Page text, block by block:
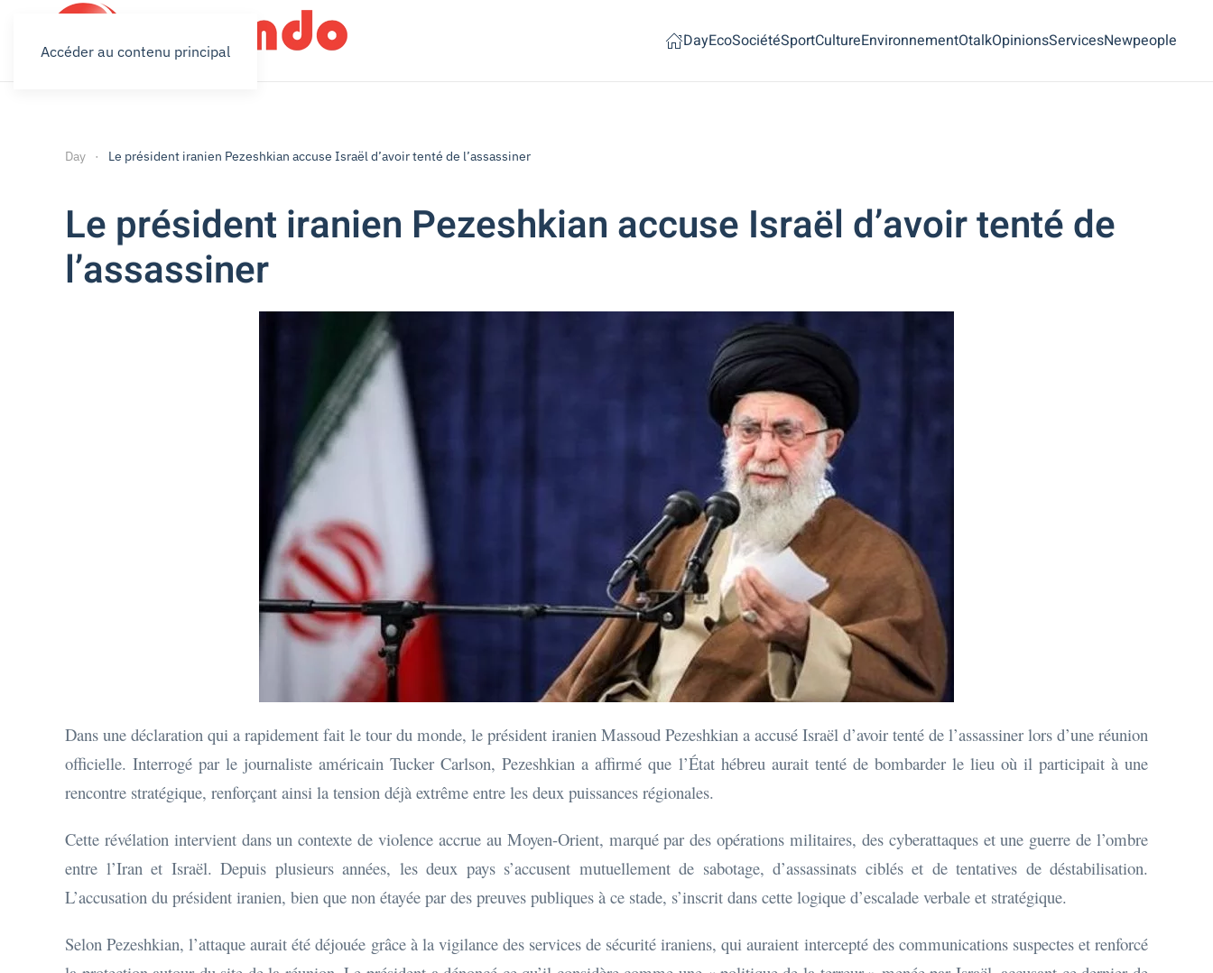
Accéder au contenu principal DayEcoSociétéSportCultureEnvironnementOtalkOpinionsServicesNewpeople
Day Le président iranien Pezeshkian accuse Israël d’avoir tenté de l’assassiner
Le président iranien Pezeshkian accuse Israël d’avoir tenté de
l’assassiner
Dans une déclaration qui a rapidement fait le tour du monde, le président iranien Massoud Pezeshkian a accusé Israël d’avoir tenté de l’assassiner lors d’une réunion
officielle. Interrogé par le journaliste américain Tucker Carlson, Pezeshkian a affirmé que l’État hébreu aurait tenté de bombarder le lieu où il participait à une
rencontre stratégique, renforçant ainsi la tension déjà extrême entre les deux puissances régionales.
Cette révélation intervient dans un contexte de violence accrue au Moyen-Orient, marqué par des opérations militaires, des cyberattaques et une guerre de l’ombre
entre l’Iran et Israël. Depuis plusieurs années, les deux pays s’accusent mutuellement de sabotage, d’assassinats ciblés et de tentatives de déstabilisation.
L’accusation du président iranien, bien que non étayée par des preuves publiques à ce stade, s’inscrit dans cette logique d’escalade verbale et stratégique.
Selon Pezeshkian, l’attaque aurait été déjouée grâce à la vigilance des services de sécurité iraniens, qui auraient intercepté des communications suspectes et renforcé